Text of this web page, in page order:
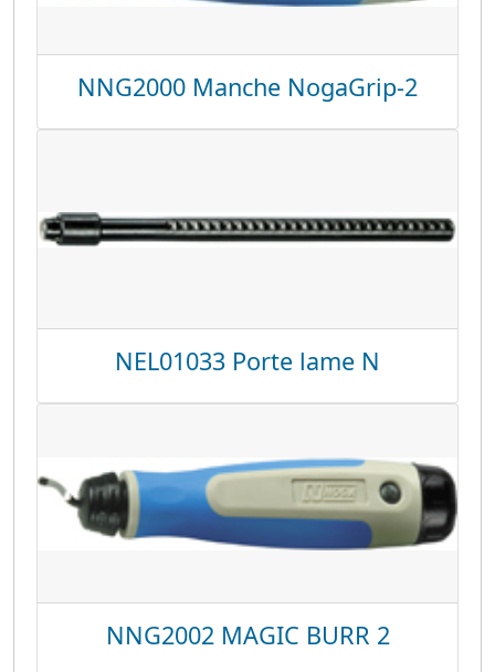
NNG2000 Manche NogaGrip-2
NEL01033 Porte lame N
NNG2002 MAGIC BURR 2